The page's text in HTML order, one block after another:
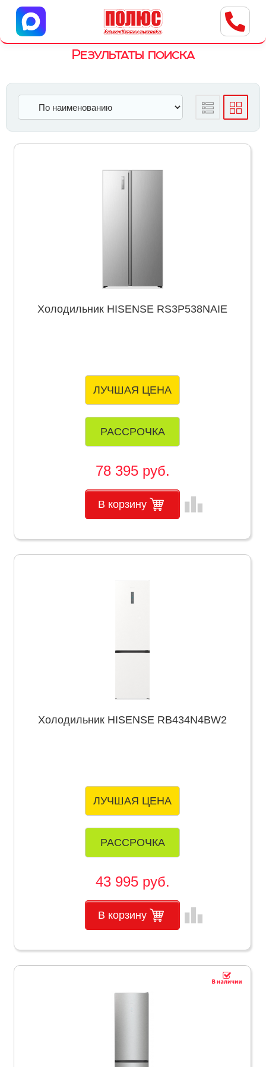
Центр бытовой техники
г. Ульяновск, ул. Пушкарева, 8a
Результаты поиска
Холодильник HISENSE RS3P538NAIE
ЛУЧШАЯ ЦЕНА
РАССРОЧКА
78 395 руб.
В корзину leaderboard
Холодильник HISENSE RB434N4BW2
ЛУЧШАЯ ЦЕНА
РАССРОЧКА
43 995 руб.
В корзину leaderboard